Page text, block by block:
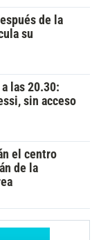
de la
su
las 20.30:
sin acceso
el centro
de la